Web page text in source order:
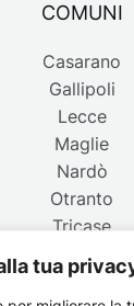
tua
COMUNI
Casarano
Gallipoli
Lecce
Maglie
Nardò
Otranto
Tricase